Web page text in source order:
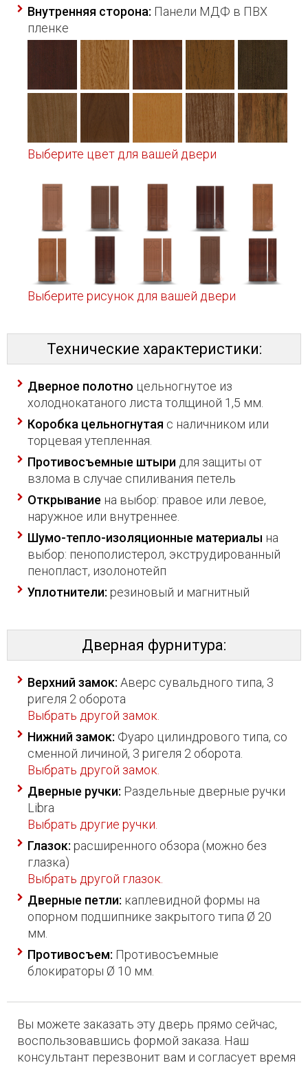
Внутренняя сторона: Панели МДФ в ПВХ
пленке
Выберите цвет для вашей двери
Выберите рисунок для вашей двери
Технические характеристики:
Дверное полотно цельногнутое из
холоднокатаного листа толщиной 1,5 мм.
Коробка цельногнутая с наличником или
торцевая утепленная.
Противосъемные штыри для защиты от
взлома в случае спиливания петель
Открывание на выбор: правое или левое,
наружное или внутреннее.
Шумо-тепло-изоляционные материалы на
выбор: пенополистерол, экструдированный
пенопласт, изолонотейп
Уплотнители: резиновый и магнитный
Дверная фурнитура:
Верхний замок: Аверс сувальдного типа, 3
ригеля 2 оборота
Выбрать другой замок.
Нижний замок: Фуаро цилиндрового типа, со
сменной личиной, 3 ригеля 2 оборота.
Выбрать другой замок.
Дверные ручки: Раздельные дверные ручки
Libra
Выбрать другие ручки.
Глазок: расширенного обзора (можно без
глазка)
Выбрать другой глазок.
Дверные петли: каплевидной формы на
опорном подшипнике закрытого типа Ø 20
мм.
Противосъем: Противосъемные
блокираторы Ø 10 мм.
Вы можете заказать эту дверь прямо сейчас,
воспользовавшись формой заказа. Наш
консультант перезвонит вам и согласует время